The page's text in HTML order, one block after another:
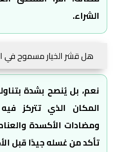
الشراء.
هل قشر الخيار مسموح في
نعم، بل يُنصح بشدة
المكان الذي تتركز
ومضادات الأكسدة
تأكد من غسله جيدًا قبل